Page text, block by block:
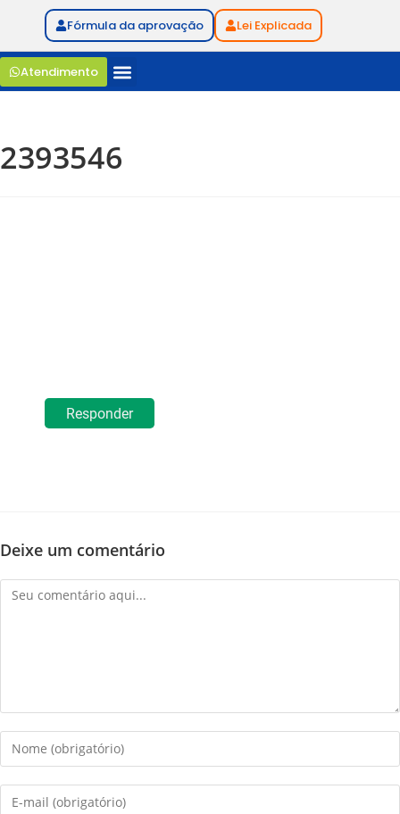
Fórmula da aprovação Lei Explicada
Atendimento
2393546
Responder
Deixe um comentário